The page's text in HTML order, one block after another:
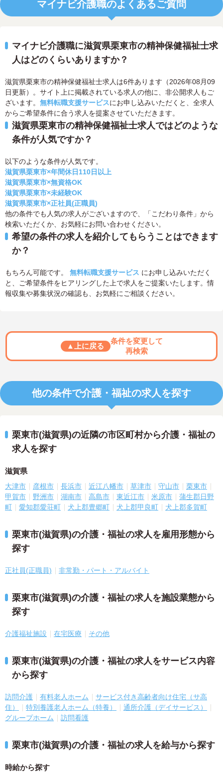
マイナビ介護職のよくあるご質問
マイナビ介護職に滋賀県栗東市の精神保健福祉士求
人はどのくらいありますか？
滋賀県栗東市の精神保健福祉士求人は6件あります（2026年08月09
日更新）。サイト上に掲載されている求人の他に、非公開求人もご
ざいます。 無料転職支援サービスにお申し込みいただくと、全求人
からご希望条件に合う求人を提案させていただきます。
滋賀県栗東市の精神保健福祉士求人ではどのような
条件が人気ですか？
以下のような条件が人気です。
滋賀県栗東市×年間休日110日以上
滋賀県栗東市×無資格OK
滋賀県栗東市×未経験OK
滋賀県栗東市×正社員(正職員)
他の条件でも人気の求人がございますので、「こだわり条件」から
検索いただくか、お気軽にお問い合わせください。
希望の条件の求人を紹介してもらうことはできます
か？
もちろん可能です。 無料転職支援サービス にお申し込みいただく
と、ご希望条件をヒアリングした上で求人をご提案いたします。情
報収集や募集状況の確認も、お気軽にご相談ください。
▲上に戻る
条件を変更して
再検索
他の条件で介護・福祉の求人を探す
栗東市(滋賀県)の近隣の市区町村から介護・福祉の
求人を探す
滋賀県
大津市 彦根市 長浜市 近江八幡市 草津市 守山市
栗東市
甲賀市
野洲市 湖南市 高島市 東近江市 米原市
蒲生郡日野
町
愛知郡愛荘町 犬上郡豊郷町 犬上郡甲良町 犬上郡多賀町
栗東市(滋賀県)の介護・福祉の求人を雇用形態から
探す
正社員(正職員) 非常勤・パート・アルバイト
栗東市(滋賀県)の介護・福祉の求人を施設業態から
探す
介護福祉施設 在宅医療 その他
栗東市(滋賀県)の介護・福祉の求人をサービス内容
から探す
訪問介護 有料老人ホーム
サービス付き高齢者向け住宅（サ高
住）
特別養護老人ホーム（特養）
通所介護（デイサービス）
グループホーム
訪問看護
栗東市(滋賀県)の介護・福祉の求人を給与から探す
時給から探す